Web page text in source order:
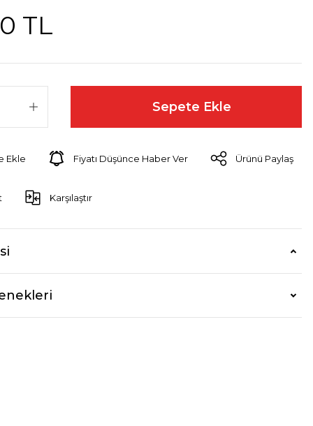
TL
Sepete Ekle
Fiyatı Düşünce Haber Ver Ürünü Paylaş
Karşılaştır